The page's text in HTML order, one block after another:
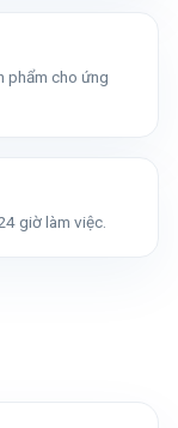
phẩm cho ứng
giờ làm việc.